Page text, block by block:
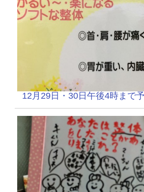
12月29日・30日午後4時まで